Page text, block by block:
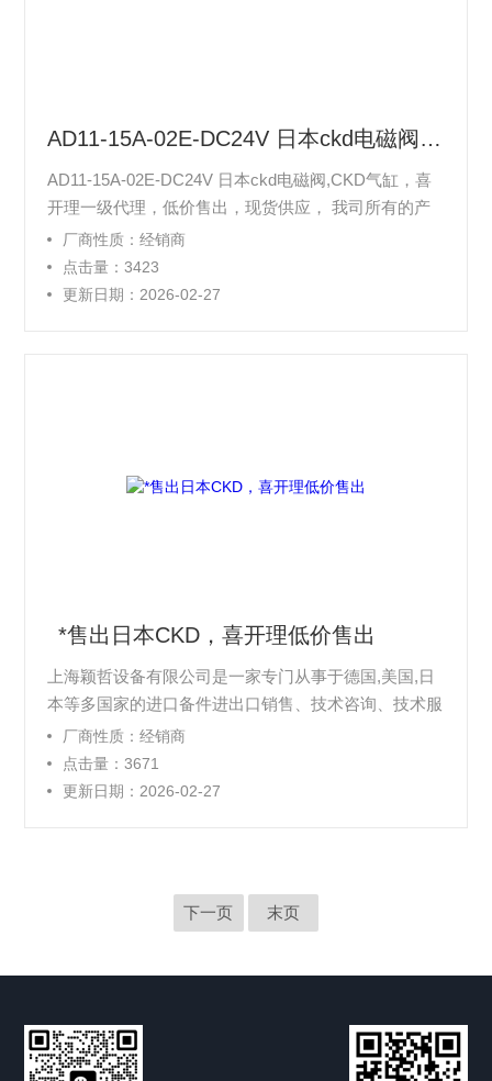
AD11-15A-02E-DC24V 日本ckd电磁阀,CKD气缸，喜开理一级代理
AD11-15A-02E-DC24V 日本ckd电磁阀,CKD气缸，喜
开理一级代理，低价售出，现货供应， 我司所有的产
品直接从境外进货(美国,德国为主要货源，能够提供不
同国别、厂商的设备配件，解决您多处寻找的麻烦和对
产品质量的担心等, 在价格上我们有很大的优势，公司
厂商性质：经销商
点击量：3423
更新日期：2026-02-27
*售出日本CKD，喜开理低价售出
上海颖哲设备有限公司是一家专门从事于德国,美国,日
本等多国家的进口备件进出口销售、技术咨询、技术服
务、自动化设备服务为一体的贸易公司。并与世界较有
名的多家进口产品维护服务提供商建立了紧密的合作关
系，北美、欧洲、亚洲您多能看到我们的身影。我们售
厂商性质：经销商
点击量：3671
更新日期：2026-02-27
下一页 末页